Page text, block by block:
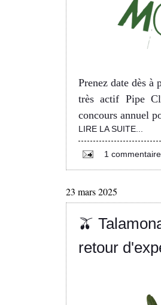
Prenez date dès à
très actif Pipe
concours annuel
LIRE LA SUITE...
1
23 mars 2025
🫒
retour